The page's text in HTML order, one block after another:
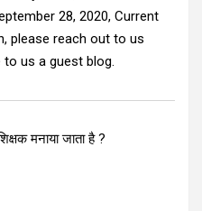
28, 2020, Current
please reach out to us
us a guest blog.
मनाया जाता है ?